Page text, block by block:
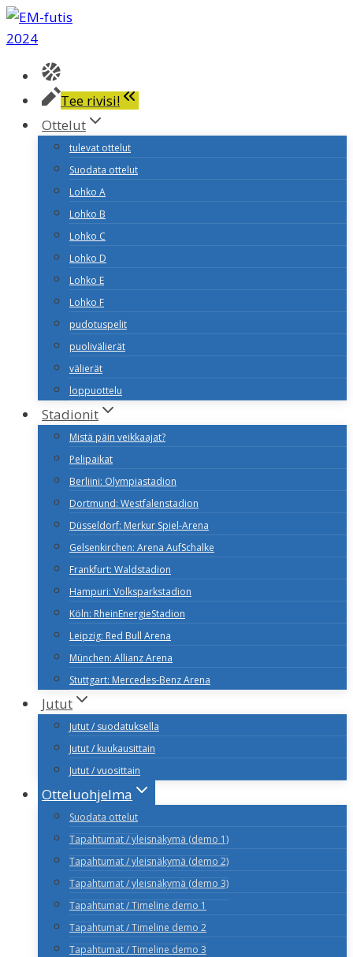
Siirry
sisältöön
Tee rivisi!
Ottelut
tulevat ottelut
Suodata ottelut
Lohko A
Lohko B
Lohko C
Lohko D
Lohko E
Lohko F
pudotuspelit
puolivälierät
välierät
loppuottelu
Stadionit
Mistä päin veikkaajat?
Pelipaikat
Berliini: Olympiastadion
Dortmund: Westfalenstadion
Düsseldorf: Merkur Spiel-Arena
Gelsenkirchen: Arena AufSchalke
Frankfurt: Waldstadion
Hampuri: Volksparkstadion
Köln: RheinEnergieStadion
Leipzig: Red Bull Arena
München: Allianz Arena
Stuttgart: Mercedes-Benz Arena
Jutut
Jutut / suodatuksella
Jutut / kuukausittain
Jutut / vuosittain
Otteluohjelma
Suodata ottelut
Tapahtumat / yleisnäkymä (demo 1)
Tapahtumat / yleisnäkymä (demo 2)
Tapahtumat / yleisnäkymä (demo 3)
Tapahtumat / Timeline demo 1
Tapahtumat / Timeline demo 2
Tapahtumat / Timeline demo 3